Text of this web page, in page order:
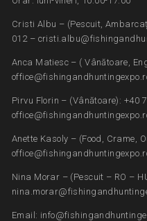
Cristi Albu – (Pescuit,
012 –
Anca Matiesc – ( Vânătoare,
Pirvu Florin – (Vânătoare): +40
Anette Kasoly – (Food, Crame,
Nina Morar – (Pescuit – RO –
Email: